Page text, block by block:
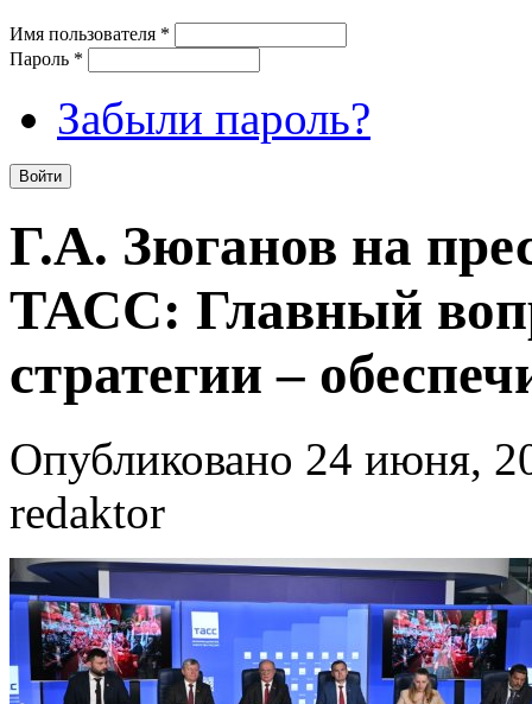
Имя пользователя *
Пароль *
Забыли пароль?
Г.А. Зюганов на
ТАСС: Главный
стратегии –
Опубликовано 24 июня,
redaktor